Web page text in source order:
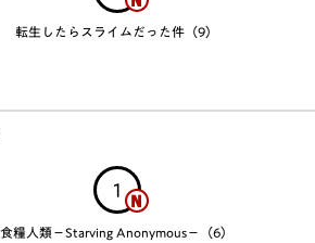
転生したらスライムだった件（9）
1
食糧人類－Starving Anonymous－（6）